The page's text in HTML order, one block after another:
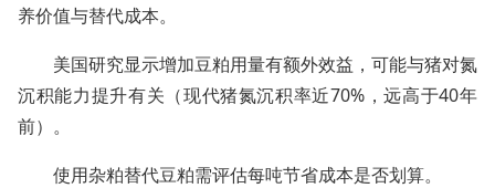
养价值与替代成本。
美国研究显示增加豆粕用量有额外效益，可能与猪对氮
沉积能力提升有关（现代猪氮沉积率近70%，远高于40年
前）。
使用杂粕替代豆粕需评估每吨节省成本是否划算。